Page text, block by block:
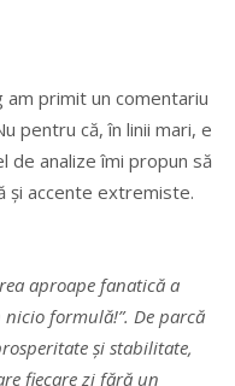
am primit un comentariu
pentru că, în linii mari, e
de analize îmi propun să
şi accente extremiste.
aproape fanatică a
formulă!”. De parcă
și stabilitate,
fiecare zi fără un